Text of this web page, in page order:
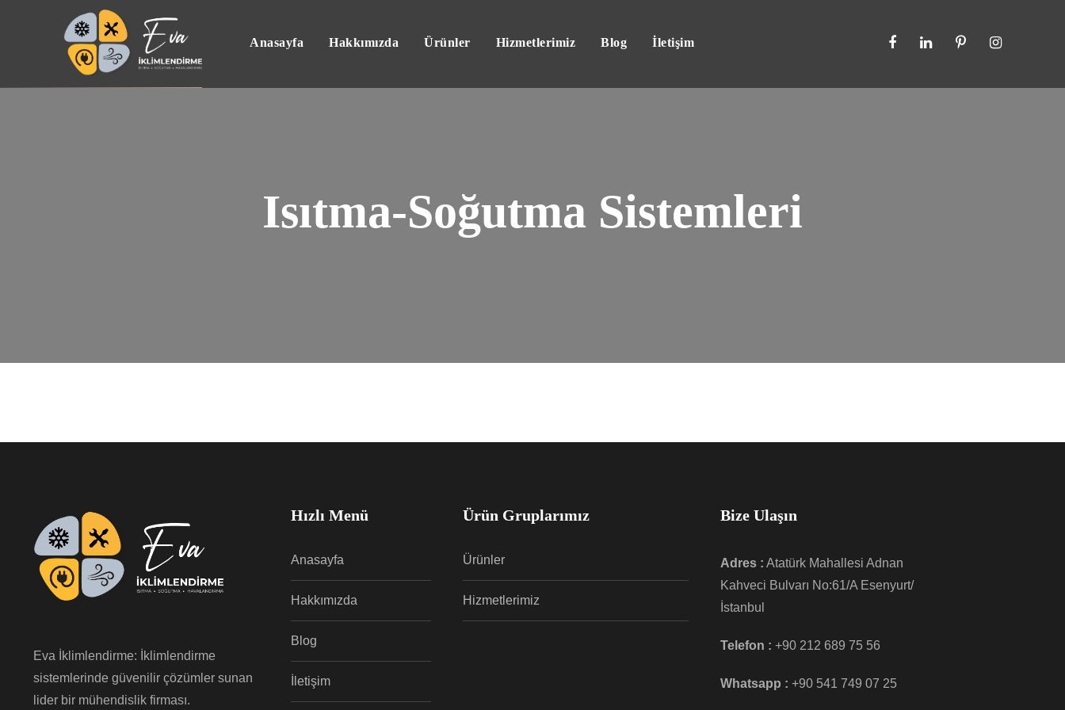
Anasayfa Hakkımızda Ürünler Hizmetlerimiz Blog İletişim
Isıtma-Soğutma Sistemleri
Eva İklimlendirme: İklimlendirme
sistemlerinde güvenilir çözümler sunan
lider bir mühendislik firması.
Hızlı Menü
Anasayfa
Hakkımızda
Blog
İletişim
Ürün Gruplarımız
Ürünler
Hizmetlerimiz
Bize Ulaşın
Adres : Atatürk Mahallesi Adnan
Kahveci Bulvarı No:61/A Esenyurt/
İstanbul
Telefon : +90 212 689 75 56
Whatsapp : +90 541 749 07 25